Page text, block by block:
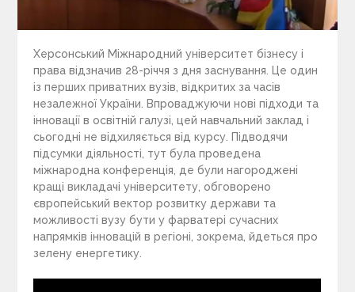
Херсонський Міжнародний університет бізнесу і
права відзначив 28-річчя з дня заснування. Це один
із перших приватних вузів, відкритих за часів
незалежної України. Впроваджуючи нові підходи та
інновації в освітній галузі, цей навчальний заклад і
сьогодні не відхиляється від курсу. Підводячи
підсумки діяльності, тут була проведена
міжнародна конференція, де були нагороджені
кращі викладачі університету, обговорено
європейський вектор розвитку держави та
можливості вузу бути у фарватері сучасних
напрямків інновацій в регіоні, зокрема, йдеться про
зелену енергетику.